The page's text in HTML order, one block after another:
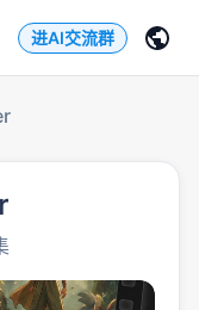
进AI交流群